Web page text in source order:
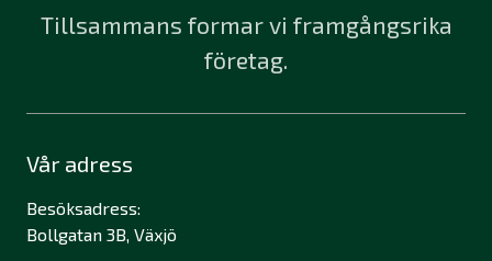
Tillsammans formar vi framgångsrika
företag.
Vår adress
Besöksadress:
Bollgatan 3B, Växjö